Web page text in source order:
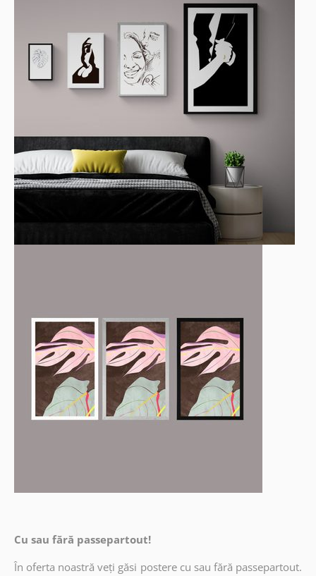
Cu sau fără passepartout!
În oferta noastră veți găsi postere cu sau fără passepartout.